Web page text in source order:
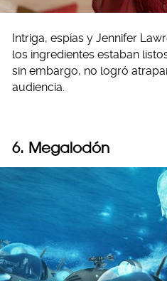
Intriga, espías y Jennifer
los ingredientes estaban
sin embargo, no logró
audiencia.
6. Megalodón